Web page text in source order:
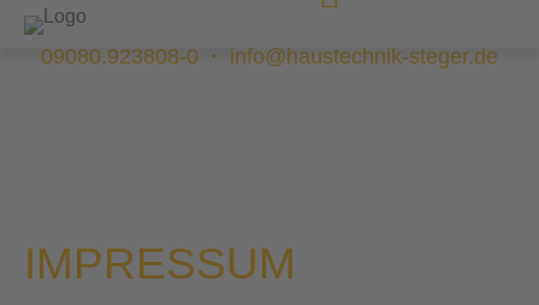
09080.923808-0 · info@haustechnik-steger.de
IMPRESSUM